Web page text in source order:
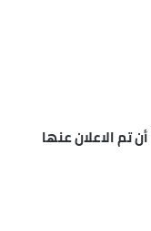
بعد أن تم الاعلان عنها